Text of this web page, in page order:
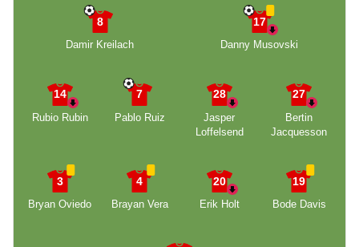
8
Damir Kreilach
17
Danny Musovski
14
Rubio Rubin
7
Pablo Ruiz
28
Jasper
Loffelsend
27
Bertin
Jacquesson
3
Bryan Oviedo
4
Brayan Vera
20
Erik Holt
19
Bode Davis